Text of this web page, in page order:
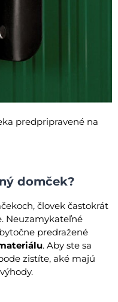
predpripravené na
domček?
človek častokrát
Neuzamykateľné
predražené
. Aby ste sa
zistíte, aké majú